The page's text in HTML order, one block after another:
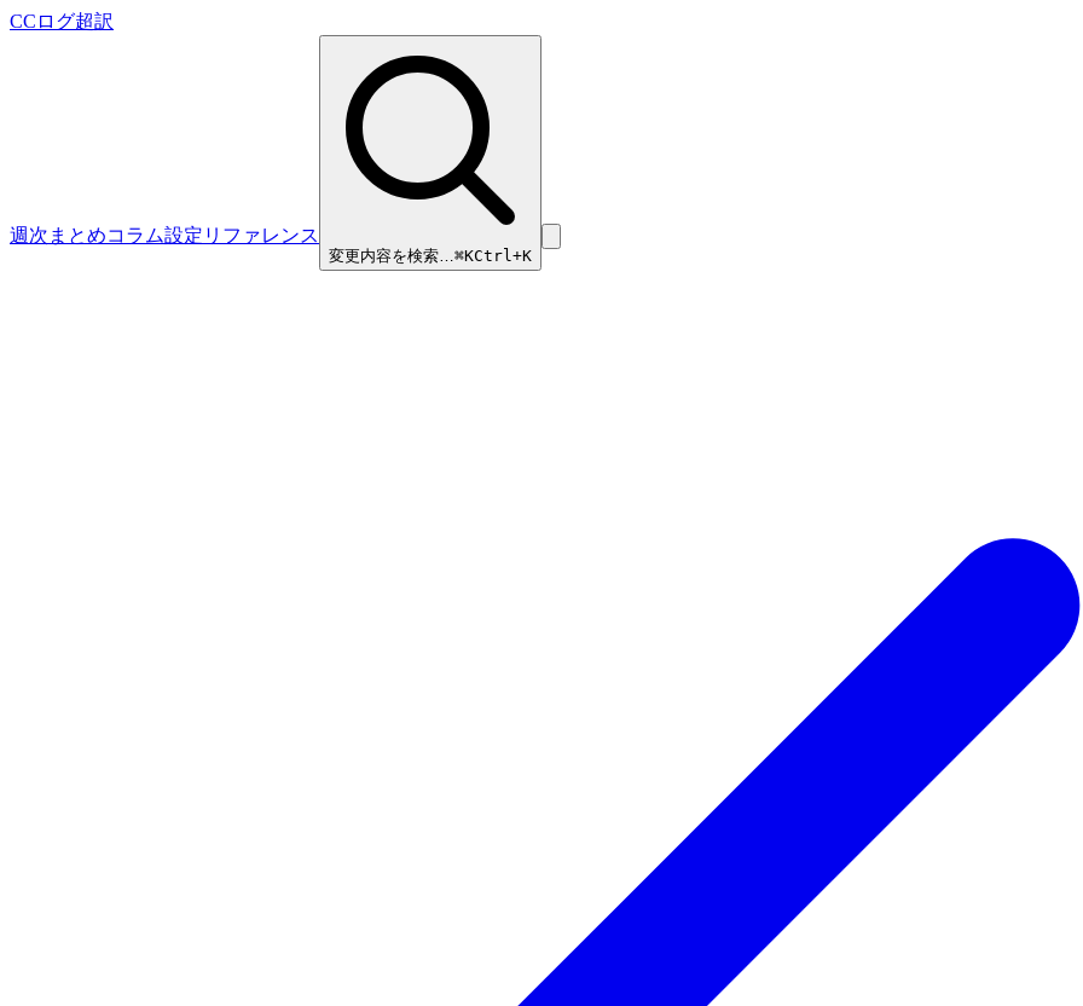
CCログ超訳
週次まとめコラム設定リファレンス
変更内容を検索…⌘KCtrl+K